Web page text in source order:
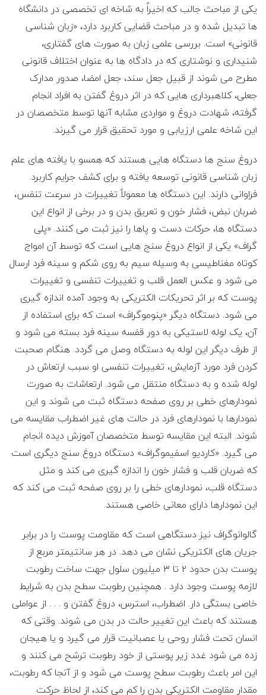
یکی از مباحث جالب که اخیراً به شاخه ای تخصصی در دانشگاه
ها تبدیل شده و در مباحث قضایی کاربرد دارد، «زبان شناسی
قانونی» است. بررسی علمی زبان به صورت های گفتاری،
شنیداری و نوشتاری که در دادگاه ها به عنوان اختلاف قانونی
مطرح می شوند از قبیل جعل سند، جعل امضا، صدور مدارک
جعلی، کلاهبرداری هایی که در اثر دروغ گفتن به افراد انجام
گرفته، شهادت دروغ و مواردی مشابه آنها توسط متخصصان در
این شاخه علمی ارزیابی و مورد تحقیق قرار می گیرند.
دروغ سنج ها دستگاه هایی هستند که همسو با یافته های علم
زبان شناسی قانونی توسعه یافته و برای کشف جرایم کاربرد
فراوانی دارند. این دستگاه ها معمولاً تغییرات در سرعت تنفس،
ضربان نبض، فشار خون و تعریق بدن و در برخی از انواع این
دستگاه ها، حرکات دست و پاها را نیز ثبت می کنند. «پلی
گراف» یکی از انواع دروغ سنج هایی است که توسط آن امواج
کوتاه مغناطیسی به وسیله سیم به روی شکم و سینه فرد ارسال
می شود و عکس العمل قلب و تغییرات تنفسی و تغییرات
پوست که بر اثر تحریکات الکتریکی به وجود آمده اندازه گیری
می شود. دستگاه دیگر «پنوموگراف» است که برای استفاده از
آن، یک لوله لاستیکی به دور قفسه سینه فرد بسته می شود و
از طرف دیگر این لوله به دستگاه وصل می گردد. هنگام صحبت
کردن فرد مورد آزمایش، تغییرات تنفسی او سبب ارتعاش در
لوله شده و به دستگاه منتقل می شود. ارتعاشات به صورت
نمودارهای خطی بر روی صفحه دستگاه ثبت می شوند و این
نمودارها با نمودارهای فرد در حالت های غیر اضطراب مقایسه می
شوند. البته این مقایسه توسط متخصصان آموزش دیده انجام
می گیرد. «کاردیو اسفیموگراف» دستگاه دروغ سنج دیگری است
که ضربان قلب و فشار خون را اندازه گیری می کند و مثل
دستگاه قلب، نمودارهای خطی را بر روی صفحه ثبت می کند که
این نمودارها دارای معانی خاصی هستند.
گالوانوگراف نیز دستگاهی است که مقاومت پوست را در برابر
جریان های الکتریکی نشان می دهد. در هر سانتیمتر مربع از
پوست بدن حدود ۲ تا ۳ میلیون سلول جهت ساخت رطوبت
لازمه پوست وجود دارد . همچنین رطوبت سطح بدن به شرایط
خاصی بستگی دار. اضطراب، استرس، دروغ گفتن و . . . از عواملی
هستند که باعث این تغییر حالت در بدن می شوند. وقتی که
انسان تحت فشار روحی یا عصبانیت قرار می گیرد و یا هیجان
زده می شود غدد زیر پوستی از خود رطوبت ترشح می کنند و
این امر باعث رطوبت سطح پوست می شود و از آنجا که رطوبت،
مقدار مقاومت الکتریکی بدن را کم می کند، از لحاظ حرکت